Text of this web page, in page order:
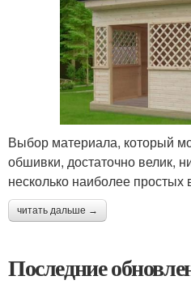
Выбор материала, который
обшивки, достаточно велик,
несколько наиболее простых
читать дальше →
Последние